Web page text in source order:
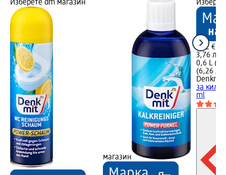
Изберете dm магазин
магазин
1,92 €
3,76 лв.
0,6 L
(6,26
Denkmit
за
ml